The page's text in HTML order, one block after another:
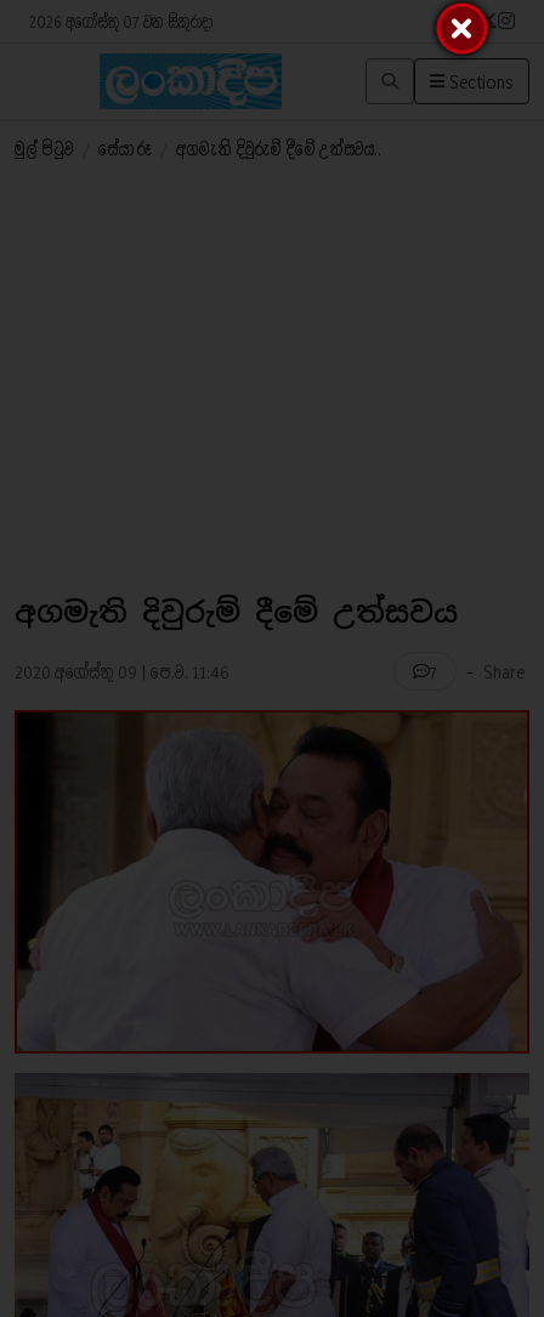
2026 අගෝස්තු 07 වන සිකුරාදා
Sections
මුල් පිටුව සේයා රූ අගමැති දිවුරුම් දීමේ උත්සවය..
අගමැති දිවුරුම් දීමේ උත්සවය
2020 අගෝස්තු 09 | පෙ.ව. 11:46 7 - Share